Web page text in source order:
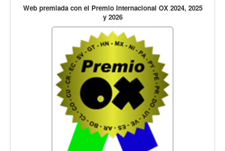
Web premiada con el Premio Internacional OX 2024, 2025
y 2026